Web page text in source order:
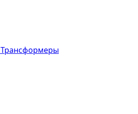
Трансформеры